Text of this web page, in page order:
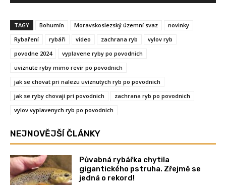
TAGY Bohumín Moravskoslezský územní svaz
novinky
Rybaření
rybáři video zachrana ryb
vylov ryb
povodne 2024
vyplavene ryby po povodnich
uviznute ryby mimo revir po povodnich
jak se chovat pri nalezu uviznutych ryb po povodnich
jak se ryby chovaji pri povodnich
zachrana ryb po povodnich
vylov vyplavenych ryb po povodnich
NEJNOVĚJŠÍ ČLÁNKY
Půvabná rybářka chytila
gigantického pstruha. Zřejmě se
jedná o rekord!